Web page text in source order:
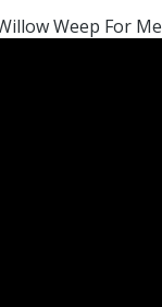
Weep For Me